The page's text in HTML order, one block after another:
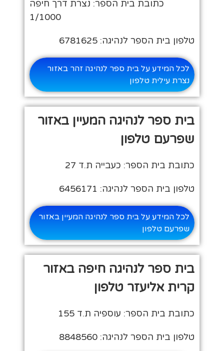
כתובת בית הספר: נצרת דרך חיפה
1/1000
טלפון בית הספר לנהיגה: 6781625
לכל המידע על בית ספר לנהיגה זהר באזור
נצרת עילית טלפון
בית ספר לנהיגה המעיין באזור
שפרעם טלפון
כתובת בית הספר: כעבייה ת.ד 27
טלפון בית הספר לנהיגה: 6456171
לכל המידע על בית ספר לנהיגה המעיין באזור
שפרעם טלפון
בית ספר לנהיגה חיפה באזור
קרית אליעזר טלפון
כתובת בית הספר: עוספיה ת.ד 155
טלפון בית הספר לנהיגה: 8848560